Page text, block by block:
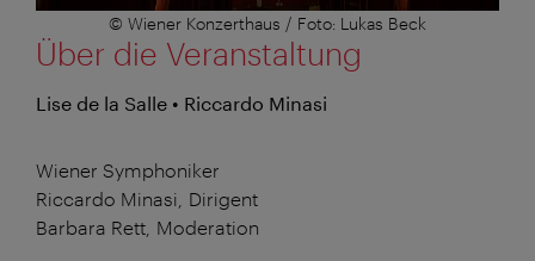
© Wiener Konzerthaus / Foto: Lukas Beck
Über die Veranstaltung
Lise de la Salle • Riccardo Minasi
Wiener Symphoniker
Riccardo Minasi, Dirigent
Barbara Rett, Moderation